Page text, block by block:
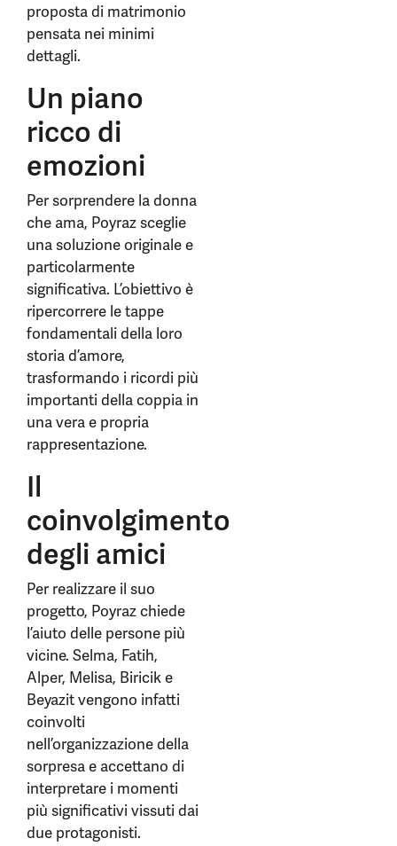
proposta di matrimonio
pensata nei minimi
dettagli.
Un piano
ricco di
emozioni
Per sorprendere la donna
che ama, Poyraz sceglie
una soluzione originale e
particolarmente
significativa. L’obiettivo è
ripercorrere le tappe
fondamentali della loro
storia d’amore,
trasformando i ricordi più
importanti della coppia in
una vera e propria
rappresentazione.
Il
coinvolgimento
degli amici
Per realizzare il suo
progetto, Poyraz chiede
l’aiuto delle persone più
vicine. Selma, Fatih,
Alper, Melisa, Biricik e
Beyazit vengono infatti
coinvolti
nell’organizzazione della
sorpresa e accettano di
interpretare i momenti
più significativi vissuti dai
due protagonisti.